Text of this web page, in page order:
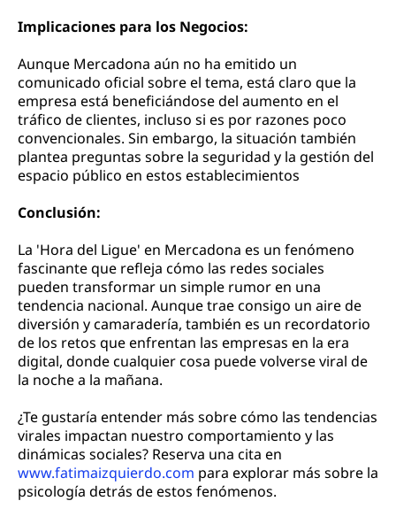
Implicaciones para los Negocios:
Aunque Mercadona aún no ha emitido un
comunicado oficial sobre el tema, está claro que la
empresa está beneficiándose del aumento en el
tráfico de clientes, incluso si es por razones poco
convencionales. Sin embargo, la situación también
plantea preguntas sobre la seguridad y la gestión del
espacio público en estos establecimientos
Conclusión:
La 'Hora del Ligue' en Mercadona es un fenómeno
fascinante que refleja cómo las redes sociales
pueden transformar un simple rumor en una
tendencia nacional. Aunque trae consigo un aire de
diversión y camaradería, también es un recordatorio
de los retos que enfrentan las empresas en la era
digital, donde cualquier cosa puede volverse viral de
la noche a la mañana.
¿Te gustaría entender más sobre cómo las tendencias
virales impactan nuestro comportamiento y las
dinámicas sociales? Reserva una cita en
www.fatimaizquierdo.com para explorar más sobre la
psicología detrás de estos fenómenos.